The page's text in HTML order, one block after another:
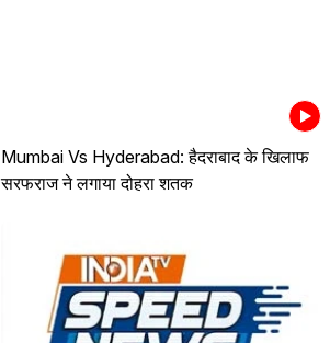
Mumbai Vs Hyderabad: हैदराबाद के खिलाफ
सरफराज ने लगाया दोहरा शतक